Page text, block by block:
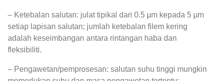
– Ketebalan salutan: julat tipikal dari 0.5 µm kepada 5 µm
setiap lapisan salutan; jumlah ketebalan filem kering
adalah keseimbangan antara rintangan haba dan
fleksibiliti.
– Pengawetan/pemprosesan: salutan suhu tinggi mungkin